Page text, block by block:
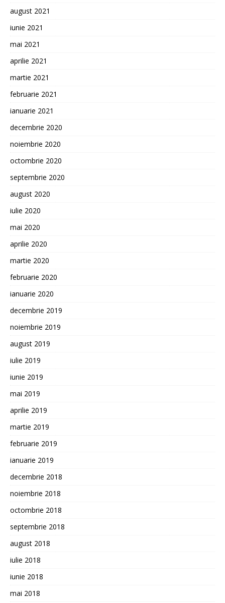
august 2021
iunie 2021
mai 2021
aprilie 2021
martie 2021
februarie 2021
ianuarie 2021
decembrie 2020
noiembrie 2020
octombrie 2020
septembrie 2020
august 2020
iulie 2020
mai 2020
aprilie 2020
martie 2020
februarie 2020
ianuarie 2020
decembrie 2019
noiembrie 2019
august 2019
iulie 2019
iunie 2019
mai 2019
aprilie 2019
martie 2019
februarie 2019
ianuarie 2019
decembrie 2018
noiembrie 2018
octombrie 2018
septembrie 2018
august 2018
iulie 2018
iunie 2018
mai 2018